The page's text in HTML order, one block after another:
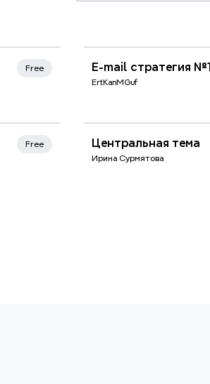
Free E-mail стратегия №1
ErtKanMGuf
Free Центральная тема
Ирина Сурмятова